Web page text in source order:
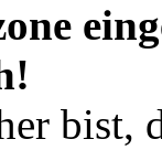
bist,